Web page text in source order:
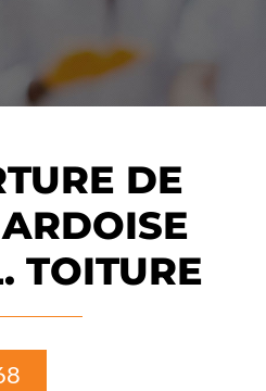
DE
TOITURE